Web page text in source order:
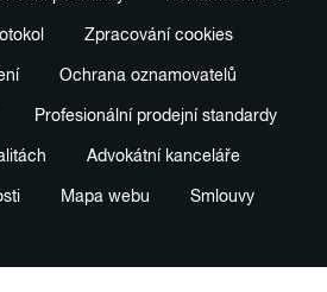
Zpracování cookies
Ochrana oznamovatelů
Profesionální prodejní standardy
Advokátní kanceláře
Mapa webu Smlouvy